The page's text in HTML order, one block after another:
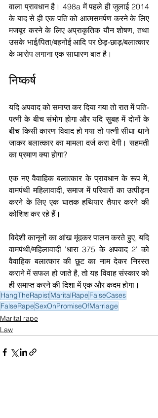
वाला प्रावधान है। 498a में पहले ही जुलाई 2014
के बाद से ही एक पति को आत्मसमर्पण करने के लिए
मजबूर करने के लिए अप्राकृतिक यौन शोषण, तथा
उसके भाई/पिता/बहनोई आदि पर छेड़-छाड़/बलात्कार
के आरोप लगाना एक साधारण बात है।
निष्कर्ष
यदि अपवाद को समाप्त कर दिया गया तो रात में पति-
पत्नी के बीच संभोग होगा और यदि सुबह में दोनों के
बीच किसी कारण विवाद हो गया तो पत्नी सीधा थाने
जाकर बलात्कार का मामला दर्ज करा देगी। सहमती
का प्रमाण क्या होगा?
एक नए वैवाहिक बलात्कार के प्रावधान के रूप में,
वामपंथी महिलावादी, समाज में परिवारों का उत्पीड़न
करने के लिए एक घातक हथियार तैयार करने की
कोशिश कर रहे हैं।
विदेशी कानूनों का आंख मूंदकर पालन करते हुए, यदि
वामपंथी/महिलावादी 'धारा 375 के अपवाद 2' को
वैवाहिक बलात्कार की छूट का नाम देकर निरस्त
कराने में सफल हो जाते है, तो यह विवाह संस्कार को
ही समाप्त करने की दिशा में एक और कदम होगा।
HangTheRapistMaritalRape FalseCases
FalseRapeSexOnPromiseOfMarriage
Marital rape
Law